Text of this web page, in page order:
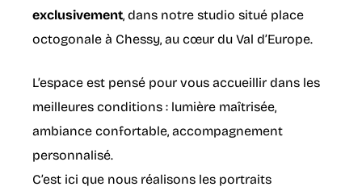
exclusivement, dans notre studio situé place
octogonale à Chessy, au cœur du Val d’Europe.
L’espace est pensé pour vous accueillir dans les
meilleures conditions : lumière maîtrisée,
ambiance confortable, accompagnement
personnalisé.
C’est ici que nous réalisons les portraits